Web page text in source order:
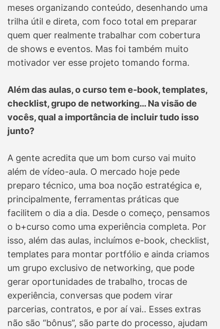
meses organizando conteúdo, desenhando uma
trilha útil e direta, com foco total em preparar
quem quer realmente trabalhar com cobertura
de shows e eventos. Mas foi também muito
motivador ver esse projeto tomando forma.
Além das aulas, o curso tem e-book, templates,
checklist, grupo de networking… Na visão de
vocês, qual a importância de incluir tudo isso
junto?
A gente acredita que um bom curso vai muito
além de vídeo-aula. O mercado hoje pede
preparo técnico, uma boa noção estratégica e,
principalmente, ferramentas práticas que
facilitem o dia a dia. Desde o começo, pensamos
o b+curso como uma experiência completa. Por
isso, além das aulas, incluímos e-book, checklist,
templates para montar portfólio e ainda criamos
um grupo exclusivo de networking, que pode
gerar oportunidades de trabalho, trocas de
experiência, conversas que podem virar
parcerias, contratos, e por aí vai.. Esses extras
não são “bônus”, são parte do processo, ajudam